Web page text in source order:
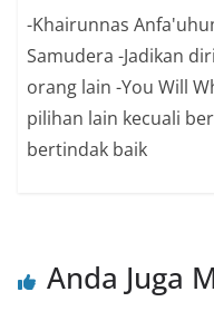
-Khairunnas
Samudera -Jadikan
orang lain -You Will
pilihan lain kecuali
bertindak baik
Anda Juga